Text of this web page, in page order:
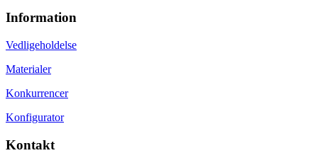
Information
Vedligeholdelse
Materialer
Konkurrencer
Konfigurator
Kontakt